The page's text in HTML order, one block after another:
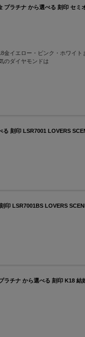
プラチナ から選べる 刻印 セ
イエロー・ピンク・ホワイ
のダイヤモンドは
刻印 LSR7001 LOVERS
印 LSR7001BS LOVERS
ラチナ から選べる 刻印 K18